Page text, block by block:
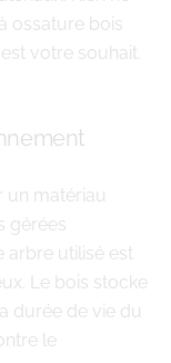
ossature bois
votre souhait.
un matériau
gérées
arbre utilisé est
Le bois stocke
durée de vie du
le